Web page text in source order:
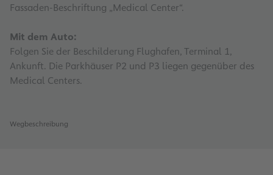
Fassaden-Beschriftung „Medical Center“.
Mit dem Auto:
Folgen Sie der Beschilderung Flughafen, Terminal 1,
Ankunft. Die Parkhäuser P2 und P3 liegen gegenüber des
Medical Centers.
Wegbeschreibung